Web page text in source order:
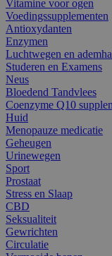
Vitamine voor ogen
Voedingssupplementen
Antioxydanten
Enzymen
Luchtwegen en
Studeren en Examens
Neus
Bloedend Tandvlees
Coenzyme Q10
Huid
Menopauze medicatie
Geheugen
Urinewegen
Sport
Prostaat
Stress en Slaap
CBD
Seksualiteit
Gewrichten
Circulatie